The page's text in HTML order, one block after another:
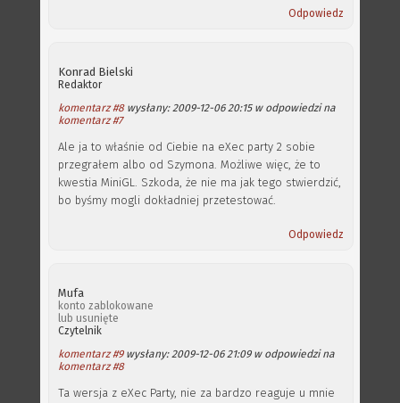
Odpowiedz
Konrad Bielski
Redaktor
komentarz #8wysłany: 2009-12-06 20:15 w odpowiedzi na
komentarz #7
Ale ja to właśnie od Ciebie na eXec party 2 sobie
przegrałem albo od Szymona. Możliwe więc, że to
kwestia MiniGL. Szkoda, że nie ma jak tego stwierdzić,
bo byśmy mogli dokładniej przetestować.
Odpowiedz
Mufa
konto zablokowane
lub usunięte
Czytelnik
komentarz #9wysłany: 2009-12-06 21:09 w odpowiedzi na
komentarz #8
Ta wersja z eXec Party, nie za bardzo reaguje u mnie